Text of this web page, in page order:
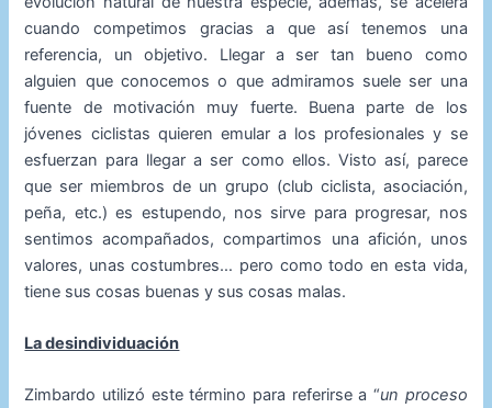
cuando competimos gracias a que así tenemos una
referencia, un objetivo. Llegar a ser tan bueno como
alguien que conocemos o que admiramos suele ser una
fuente de motivación muy fuerte. Buena parte de los
jóvenes ciclistas quieren emular a los profesionales y se
esfuerzan para llegar a ser como ellos. Visto así, parece
que ser miembros de un grupo (club ciclista, asociación,
peña, etc.) es estupendo, nos sirve para progresar, nos
sentimos acompañados, compartimos una afición, unos
valores, unas costumbres… pero como todo en esta vida,
tiene sus cosas buenas y sus cosas malas.
La desindividuación
Zimbardo utilizó este término para referirse a “un proceso